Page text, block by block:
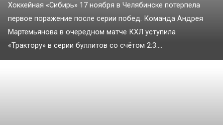
Хоккейная «Сибирь» 17 ноября в Челябинске потерпела
первое поражение после серии побед. Команда Андрея
Мартемьянова в очередном матче КХЛ уступила
«Трактору» в серии буллитов со счётом 2:3....